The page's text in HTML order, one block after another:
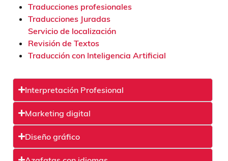
Traducciones profesionales
Traducciones Juradas
Servicio de localización
Revisión de Textos
Traducción con Inteligencia Artificial
Interpretación Profesional
Marketing digital
Diseño gráfico